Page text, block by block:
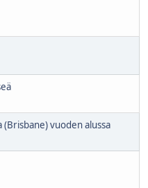
vuoden alussa